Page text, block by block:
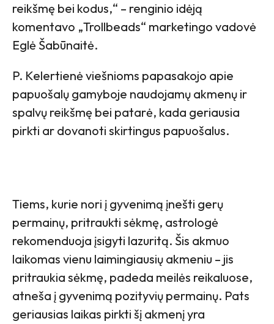
reikšmę bei kodus,“ – renginio idėją
komentavo „Trollbeads“ marketingo vadovė
Eglė Šabūnaitė.
P. Kelertienė viešnioms papasakojo apie
papuošalų gamyboje naudojamų akmenų ir
spalvų reikšmę bei patarė, kada geriausia
pirkti ar dovanoti skirtingus papuošalus.
Tiems, kurie nori į gyvenimą įnešti gerų
permainų, pritraukti sėkmę, astrologė
rekomenduoja įsigyti lazuritą. Šis akmuo
laikomas vienu laimingiausių akmeniu – jis
pritraukia sėkmę, padeda meilės reikaluose,
atneša į gyvenimą pozityvių permainų. Pats
geriausias laikas pirkti šį akmenį yra